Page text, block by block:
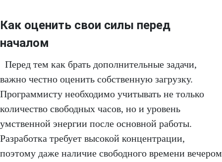
Как оценить свои силы перед
началом
Перед тем как брать дополнительные задачи,
важно честно оценить собственную загрузку.
Программисту необходимо учитывать не только
количество свободных часов, но и уровень
умственной энергии после основной работы.
Разработка требует высокой концентрации,
поэтому даже наличие свободного времени вечером